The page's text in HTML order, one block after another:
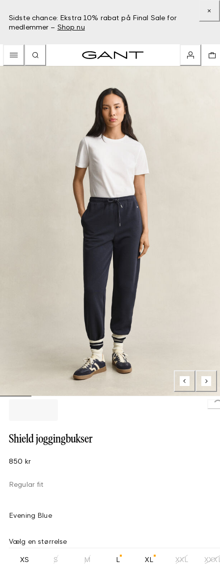
Sidste chance: Ekstra 10% rabat på Final Sale for
medlemmer – Shop nu
Shield joggingbukser
850 kr
Regular fit
Evening Blue
Vælg en størrelse
XS S M L XL XXL